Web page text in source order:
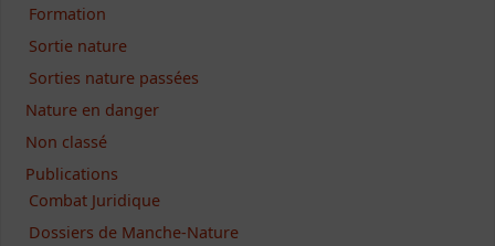
Formation
Sortie nature
Sorties nature passées
Nature en danger
Non classé
Publications
Combat Juridique
Dossiers de Manche-Nature